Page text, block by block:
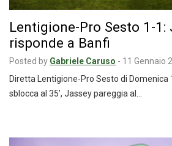
Lentigione-Pro Sesto 1-1:
risponde a Banfi
Posted by Gabriele Caruso - 11 Gennaio
Diretta Lentigione-Pro Sesto di Domenica
sblocca al 35’, Jassey pareggia al…